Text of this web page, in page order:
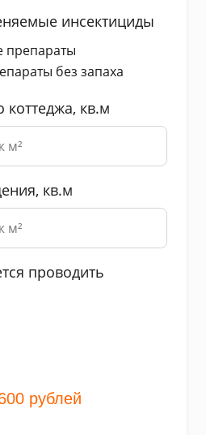
инсектициды
препараты
без запаха
кв.м
кв.м
проводить
рублей